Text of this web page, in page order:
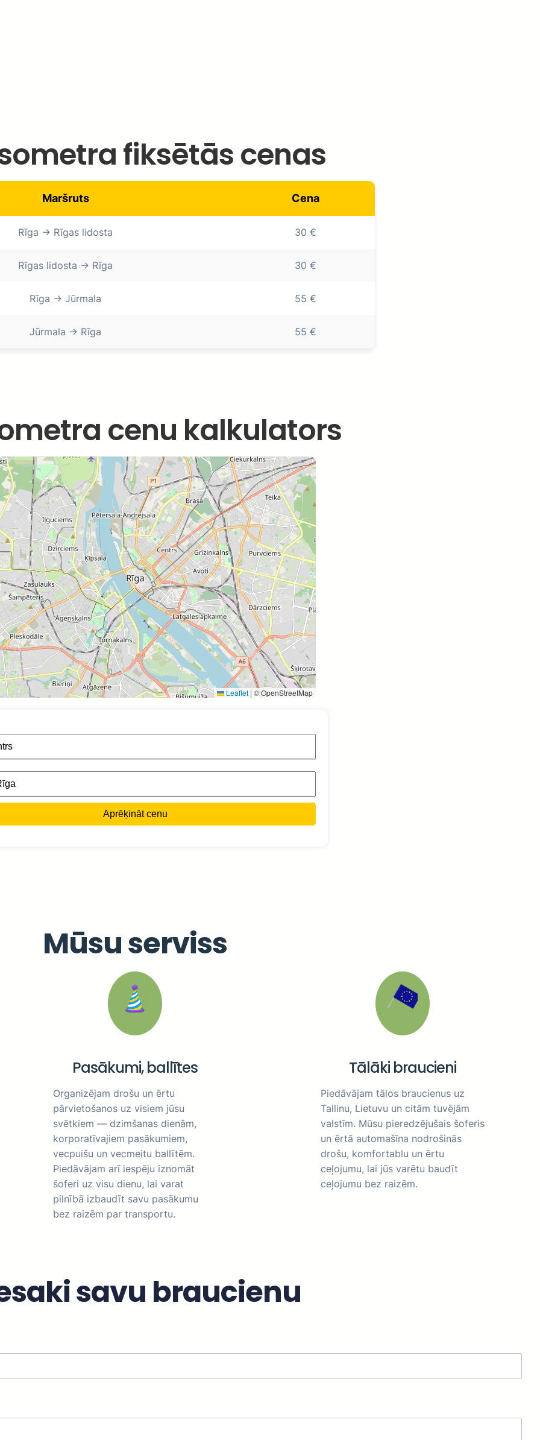
fiksētās cenas
Maršruts Cena
Rīga → Rīgas lidosta 30 €
Rīgas lidosta → Rīga 30 €
Rīga → Jūrmala 55 €
Jūrmala → Rīga 55 €
cenu kalkulators
Leaflet | © OpenStreetMap
Aprēķināt cenu
Mūsu serviss
Pasākumi, ballītes
Organizējam drošu un ērtu
pārvietošanos uz visiem jūsu
svētkiem — dzimšanas dienām,
korporatīvajiem pasākumiem,
vecpuišu un vecmeitu ballītēm.
Piedāvājam arī iespēju iznomāt
šoferi uz visu dienu, lai varat
pilnībā izbaudīt savu pasākumu
bez raizēm par transportu.
Tālāki braucieni
Piedāvājam tālos braucienus uz
Tallinu, Lietuvu un citām tuvējām
valstīm. Mūsu pieredzējušais šoferis
un ērtā automašīna nodrošinās
drošu, komfortablu un ērtu
ceļojumu, lai jūs varētu baudīt
ceļojumu bez raizēm.
savu braucienu